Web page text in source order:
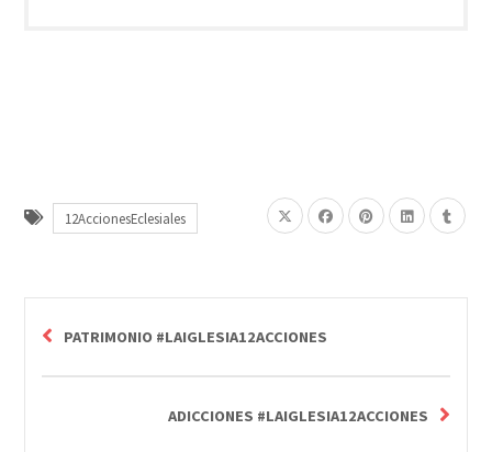
12AccionesEclesiales
PATRIMONIO #LAIGLESIA12ACCIONES
ADICCIONES #LAIGLESIA12ACCIONES